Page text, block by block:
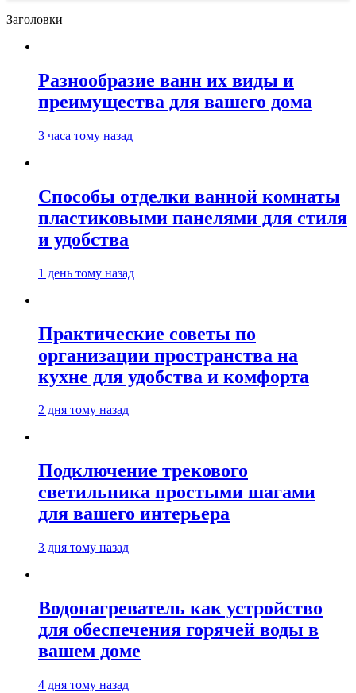
Заголовки
Разнообразие ванн их виды и
преимущества для вашего дома
3 часа тому назад
Способы отделки ванной комнаты
пластиковыми панелями для стиля
и удобства
1 день тому назад
Практические советы по
организации пространства на
кухне для удобства и комфорта
2 дня тому назад
Подключение трекового
светильника простыми шагами
для вашего интерьера
3 дня тому назад
Водонагреватель как устройство
для обеспечения горячей воды в
вашем доме
4 дня тому назад